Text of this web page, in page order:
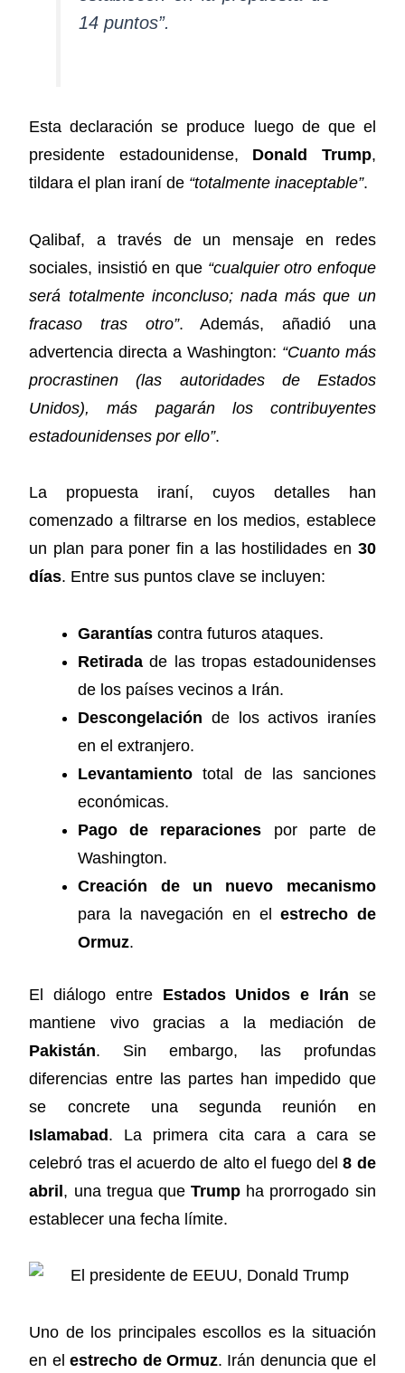
14 puntos”.
Esta declaración se produce luego de que el
presidente estadounidense, Donald Trump,
tildara el plan iraní de “totalmente inaceptable”.
Qalibaf, a través de un mensaje en redes
sociales, insistió en que “cualquier otro enfoque
será totalmente inconcluso; nada más que un
fracaso tras otro”. Además, añadió una
advertencia directa a Washington: “Cuanto más
procrastinen (las autoridades de Estados
Unidos), más pagarán los contribuyentes
estadounidenses por ello”.
La propuesta iraní, cuyos detalles han
comenzado a filtrarse en los medios, establece
un plan para poner fin a las hostilidades en 30
días. Entre sus puntos clave se incluyen:
Garantías contra futuros ataques.
Retirada de las tropas estadounidenses
de los países vecinos a Irán.
Descongelación de los activos iraníes
en el extranjero.
Levantamiento total de las sanciones
económicas.
Pago de reparaciones por parte de
Washington.
Creación de un nuevo mecanismo
para la navegación en elestrecho de
Ormuz.
El diálogo entre Estados Unidos e Irán se
mantiene vivo gracias a la mediación de
Pakistán. Sin embargo, las profundas
diferencias entre las partes han impedido que
se concrete una segunda reunión en
Islamabad. La primera cita cara a cara se
celebró tras el acuerdo de alto el fuego del8 de
abril, una tregua queTrump ha prorrogado sin
establecer una fecha límite.
Uno de los principales escollos es la situación
en elestrecho de Ormuz. Irán denuncia que el